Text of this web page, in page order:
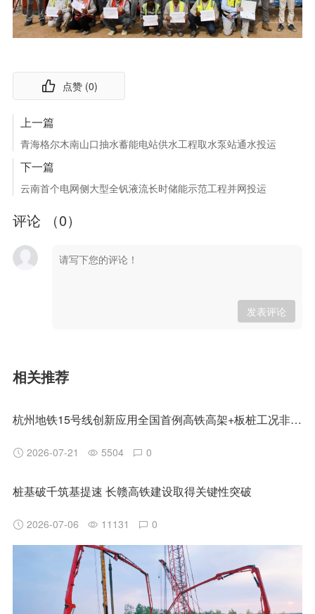
点赞 (0)
上一篇
青海格尔木南山口抽水蓄能电站供水工程取水泵站通水投运
下一篇
云南首个电网侧大型全钒液流长时储能示范工程并网投运
评论 （0）
发表评论
相关推荐
杭州地铁15号线创新应用全国首例高铁高架+板桩工况非清障磨桩技术
2026-07-21 5504 0
桩基破千筑基提速 长赣高铁建设取得关键性突破
2026-07-06 11131 0